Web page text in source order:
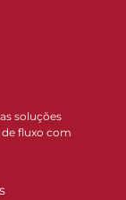
soluções
fluxo com